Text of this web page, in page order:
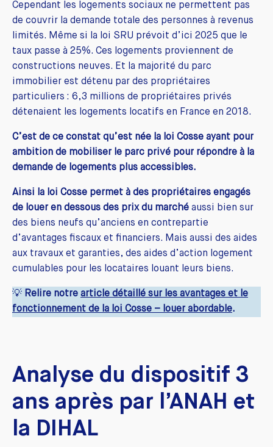
Cependant les logements sociaux ne permettent pas
de couvrir la demande totale des personnes à revenus
limités. Même si la loi SRU prévoit d’ici 2025 que le
taux passe à 25%. Ces logements proviennent de
constructions neuves. Et la majorité du parc
immobilier est détenu par des propriétaires
particuliers : 6,3 millions de propriétaires privés
détenaient les logements locatifs en France en 2018.
C’est de ce constat qu’est née la loi Cosse ayant pour
ambition de mobiliser le parc privé pour répondre à la
demande de logements plus accessibles.
Ainsi la loi Cosse permet à des propriétaires engagés
de louer en dessous des prix du marché aussi bien sur
des biens neufs qu’anciens en contrepartie
d’avantages fiscaux et financiers. Mais aussi des aides
aux travaux et garanties, des aides d’action logement
cumulables pour les locataires louant leurs biens.
💡 Relire notre article détaillé sur les avantages et le
fonctionnement de la loi Cosse – louer abordable.
Analyse du dispositif 3
ans après par l’ANAH et
la DIHAL